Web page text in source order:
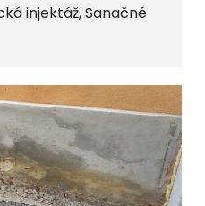
injektáž, Sanačné